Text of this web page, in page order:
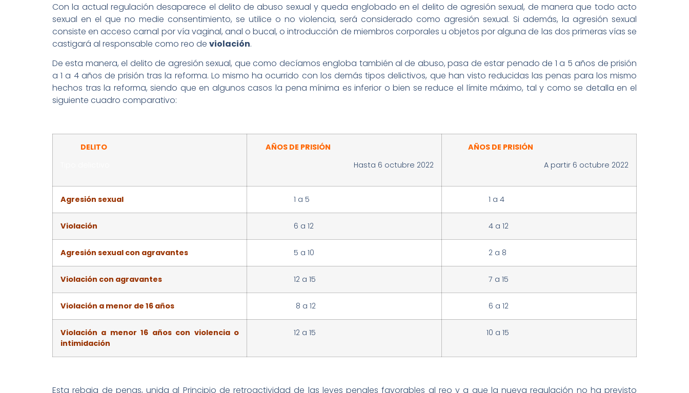
Con la actual regulación desaparece el delito de abuso sexual y queda englobado en el delito de agresión sexual, de manera que todo acto
sexual en el que no medie consentimiento, se utilice o no violencia, será considerado como agresión sexual. Si además, la agresión sexual
consiste en acceso carnal por vía vaginal, anal o bucal, o introducción de miembros corporales u objetos por alguna de las dos primeras vías se
castigará al responsable como reo de violación.
De esta manera, el delito de agresión sexual, que como decíamos engloba también al de abuso, pasa de estar penado de 1 a 5 años de prisión
a 1 a 4 años de prisión tras la reforma. Lo mismo ha ocurrido con los demás tipos delictivos, que han visto reducidas las penas para los mismo
hechos tras la reforma, siendo que en algunos casos la pena mínima es inferior o bien se reduce el límite máximo, tal y como se detalla en el
siguiente cuadro comparativo:
DELITO
AÑOS DE PRISIÓN
Hasta 6 octubre 2022
AÑOS DE PRISIÓN
A partir 6 octubre 2022
Agresión sexual 1 a 5 1 a 4
Violación 6 a 12 4 a 12
Agresión sexual con agravantes 5 a 10 2 a 8
Violación con agravantes 12 a 15 7 a 15
Violación a menor de 16 años 8 a 12 6 a 12
Violación a menor 16 años con violencia o
intimidación
12 a 15 10 a 15
Esta rebaja de penas, unida al Principio de retroactividad de las leyes penales favorables al reo y a que la nueva regulación no ha previsto